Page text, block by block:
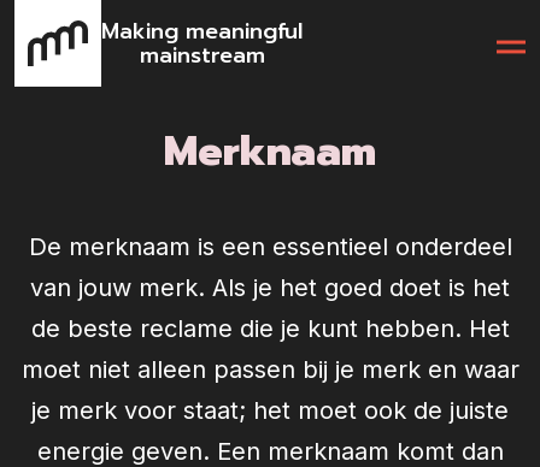
Making meaningful
mainstream
Merknaam
De merknaam is een essentieel onderdeel
van jouw merk. Als je het goed doet is het
de beste reclame die je kunt hebben. Het
moet niet alleen passen bij je merk en waar
je merk voor staat; het moet ook de juiste
energie geven. Een merknaam komt dan